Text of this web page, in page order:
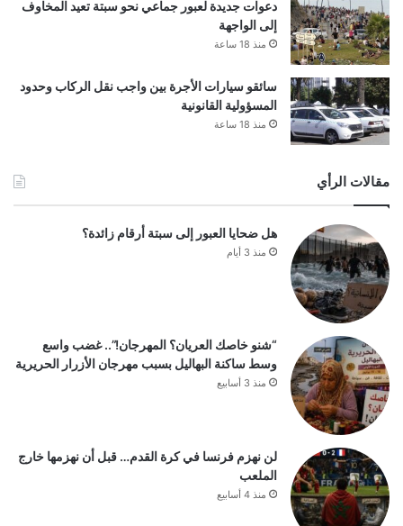
دعوات جديدة لعبور جماعي نحو سبتة تعيد المخاوف
إلى الواجهة
منذ 18 ساعة
سائقو سيارات الأجرة بين واجب نقل الركاب وحدود
المسؤولية القانونية
منذ 18 ساعة
مقالات الرأي
هل ضحايا العبور إلى سبتة أرقام زائدة؟
منذ 3 أيام
“شنو خاصك العريان؟ المهرجان!”.. غضب واسع
وسط ساكنة البهاليل بسبب مهرجان الأزرار الحريرية
منذ 3 أسابيع
لن نهزم فرنسا في كرة القدم… قبل أن نهزمها خارج
الملعب
منذ 4 أسابيع